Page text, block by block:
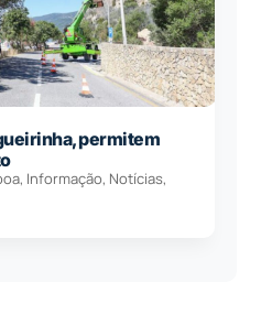
permitem
, Informação, Notícias,